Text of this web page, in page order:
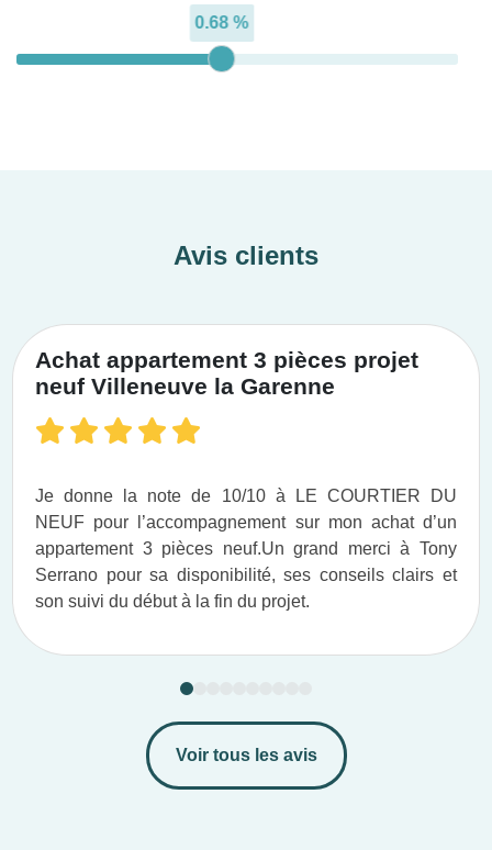
0.68 %
Avis clients
Achat appartement 3 pièces projet
neuf Villeneuve la Garenne
Je donne la note de 10/10 à LE COURTIER DU
NEUF pour l’accompagnement sur mon achat d’un
appartement 3 pièces neuf.​ Un grand merci à Tony
Serrano pour sa disponibilité, ses conseils clairs et
son suivi du début à la fin du projet.​
Voir tous les avis